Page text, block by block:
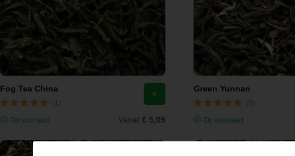
Fog Tea China
Op voorraad Vanaf € 5,09
Green Yunnan
Op voorraad